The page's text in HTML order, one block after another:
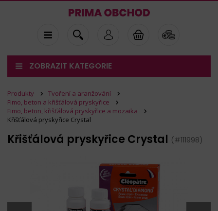
ZOBRAZIT KATEGORIE
Produkty
Tvoření a aranžování
Fimo, beton a křišťálová pryskyřice
Fimo, beton, křišťálová pryskyřice a mozaika
Křišťálová pryskyřice Crystal
Křišťálová pryskyřice Crystal (#111998)